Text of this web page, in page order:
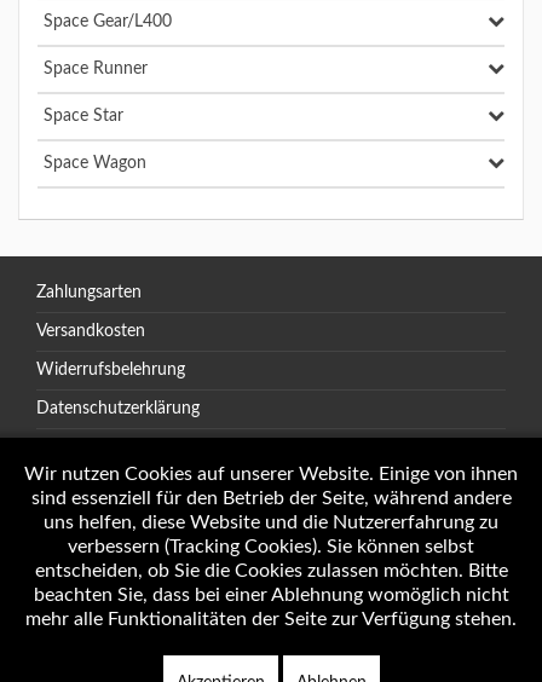
Space Gear/L400
Space Runner
Space Star
Space Wagon
Zahlungsarten
Versandkosten
Widerrufsbelehrung
Datenschutzerklärung
Öffnungszeiten
Impressum
Wir nutzen Cookies auf unserer Website. Einige von ihnen
sind essenziell für den Betrieb der Seite, während andere
uns helfen, diese Website und die Nutzererfahrung zu
verbessern (Tracking Cookies). Sie können selbst
entscheiden, ob Sie die Cookies zulassen möchten. Bitte
beachten Sie, dass bei einer Ablehnung womöglich nicht
mehr alle Funktionalitäten der Seite zur Verfügung stehen.